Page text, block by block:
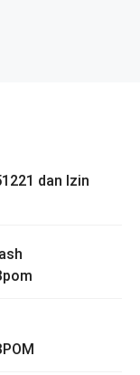
dan Izin